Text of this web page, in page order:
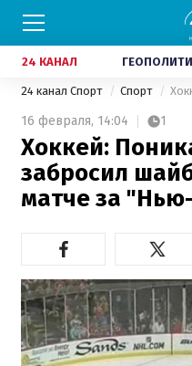
24 КАНАЛ
24 канал Спорт Спорт
16 февраля, 14:04 1
Хоккей:
забросил
матче за